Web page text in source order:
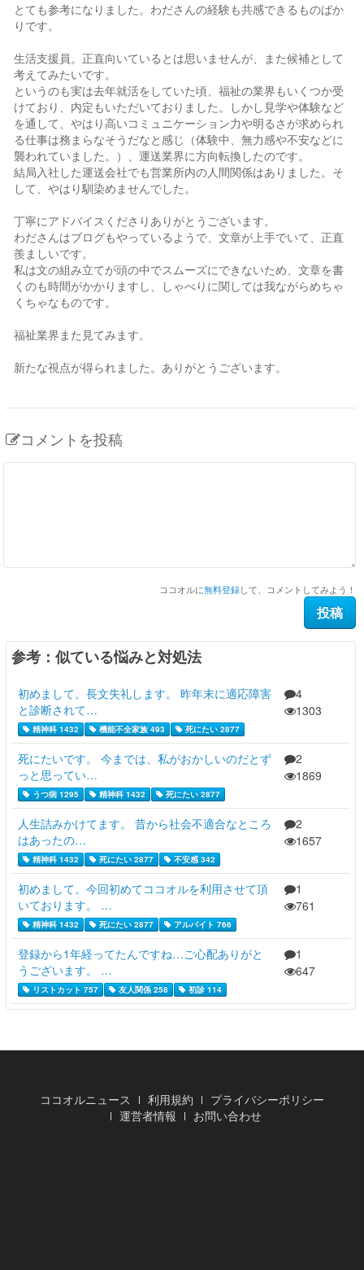
とても参考になりました。わださんの経験も共感できるものばか
りです。
生活支援員。正直向いているとは思いませんが、また候補として
考えてみたいです。
というのも実は去年就活をしていた頃、福祉の業界もいくつか受
けており、内定もいただいておりました。しかし見学や体験など
を通して、やはり高いコミュニケーション力や明るさが求められ
る仕事は務まらなそうだなと感じ（体験中、無力感や不安などに
襲われていました。）、運送業界に方向転換したのです。
結局入社した運送会社でも営業所内の人間関係はありました。そ
して、やはり馴染めませんでした。
丁寧にアドバイスくださりありがとうございます。
わださんはブログもやっているようで、文章が上手でいて、正直
羨ましいです。
私は文の組み立てが頭の中でスムーズにできないため、文章を書
くのも時間がかかりますし、しゃべりに関しては我ながらめちゃ
くちゃなものです。
福祉業界また見てみます。
新たな視点が得られました。ありがとうございます。
コメントを投稿
ココオルに無料登録して、コメントしてみよう！
参考：似ている悩みと対処法
初めまして。長文失礼します。 昨年末に適応障害
と診断されて…
精神科 1432 機能不全家族 493 死にたい 2877
4
1303
死にたいです。 今までは、私がおかしいのだとず
っと思ってい…
うつ病 1295 精神科 1432 死にたい 2877
2
1869
人生詰みかけてます。 昔から社会不適合なところ
はあったの…
精神科 1432 死にたい 2877 不安感 342
2
1657
初めまして。今回初めてココオルを利用させて頂
いております。 …
精神科 1432 死にたい 2877 アルバイト 766
1
761
登録から1年経ってたんですね…ご心配ありがと
うございます。 …
リストカット 757 友人関係 258 初診 114
1
647
ココオルニュース 利用規約
プライバシーポリシー
運営者情報
お問い合わせ